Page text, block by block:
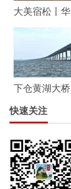
下仓黄湖大桥
快速关注